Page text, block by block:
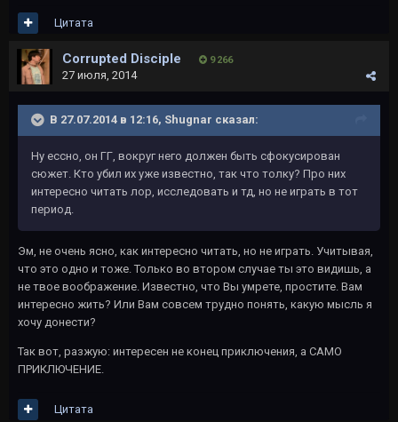
Цитата
Corrupted Disciple 9 266
27 июля, 2014
В 27.07.2014 в 12:16, Shugnar сказал:
Ну ессно, он ГГ, вокруг него должен быть сфокусирован
сюжет. Кто убил их уже известно, так что толку? Про них
интересно читать лор, исследовать и тд, но не играть в тот
период.
Эм, не очень ясно, как интересно читать, но не играть. Учитывая,
что это одно и тоже. Только во втором случае ты это видишь, а
не твое воображение. Известно, что Вы умрете, простите. Вам
интересно жить? Или Вам совсем трудно понять, какую мысль я
хочу донести?
Так вот, разжую: интересен не конец приключения, а САМО
ПРИКЛЮЧЕНИЕ.
Цитата